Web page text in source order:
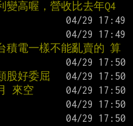
變高喔，營收比去年Q4
積電一樣不能亂賣的 算
股好委屈
來空